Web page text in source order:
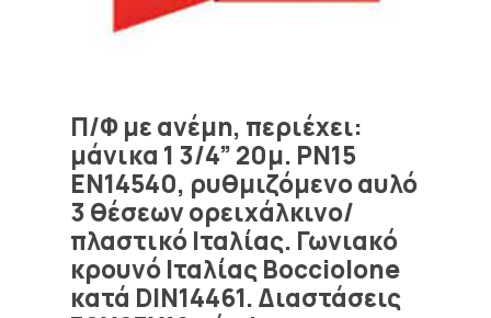
Π/Φ με ανέμη, περιέχει:
μάνικα 1 3/4” 20μ. PN15
EN14540, ρυθμιζόμενο αυλό
3 θέσεων ορειχάλκινο/
πλαστικό Ιταλίας. Γωνιακό
κρουνό Ιταλίας Bocciolone
κατά DIN14461. Διαστάσεις